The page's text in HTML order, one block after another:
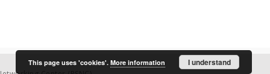
This page uses 'cookies'. More information I understand